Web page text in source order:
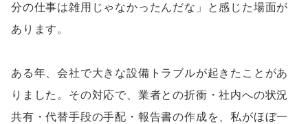
分の仕事は雑用じゃなかったんだな」と感じた場面が
あります。
ある年、会社で大きな設備トラブルが起きたことがあ
りました。その対応で、業者との折衝・社内への状況
共有・代替手段の手配・報告書の作成を、私がほぼ一